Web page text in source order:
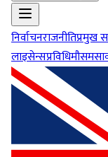
निर्वाचनराजनीतिप्रमुख
लाइसेन्सप्रविधिमौसम